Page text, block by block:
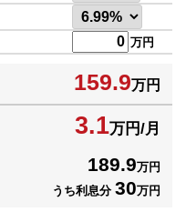
万円
159.9万円
3.1万円/月
189.9万円
うち利息分 30万円